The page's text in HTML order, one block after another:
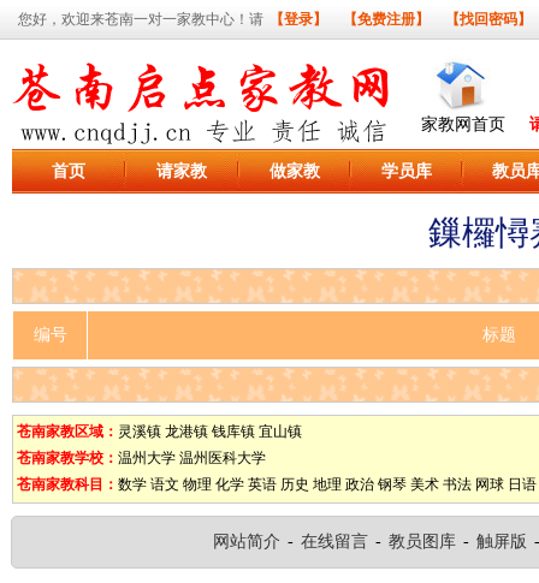
您好，欢迎来苍南一对一家教中心！请 【登录】 【免费注册】 【找回密码】
家教网首页
首页 请家教 做家教 学员库 教员
鏁欏憳
编号 标题
苍南家教区域： 灵溪镇 龙港镇 钱库镇 宜山镇
苍南家教学校： 温州大学 温州医科大学
苍南家教科目： 数学 语文 物理 化学 英语 历史 地理 政治 钢琴 美术 书法 网球 日语
网站简介 - 在线留言 - 教员图库 - 触屏版